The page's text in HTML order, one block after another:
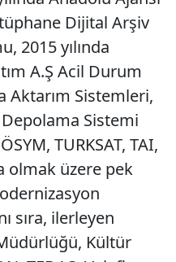
Dijital Arşiv
2015 yılında
A.Ş Acil Durum
Aktarım Sistemleri,
Depolama Sistemi
TURKSAT, TAI,
olmak üzere pek
sıra, ilerleyen
Kültür